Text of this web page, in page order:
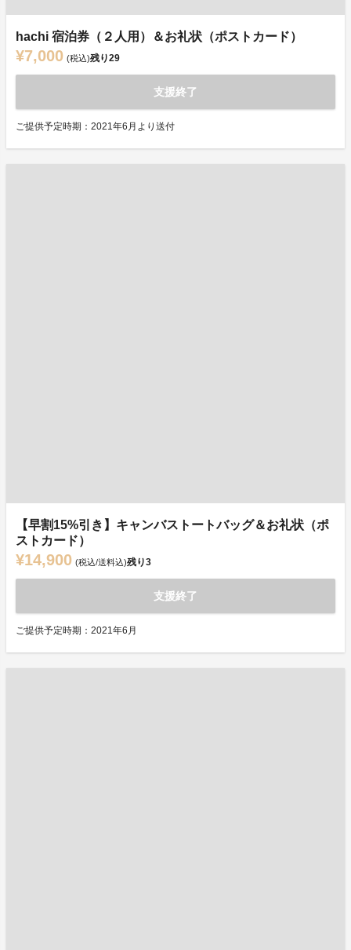
hachi 宿泊券（２人用）＆お礼状（ポストカード）
¥7,000 (税込)残り29
支援終了
ご提供予定時期：2021年6月より送付
【早割15%引き】キャンバストートバッグ＆お礼状（ポ
ストカード）
¥14,900 (税込/送料込)残り3
支援終了
ご提供予定時期：2021年6月